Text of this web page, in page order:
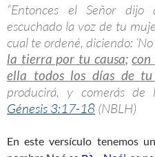
“Entonces el Señor
escuchado la voz de tu
cual te ordené, diciendo: ‘No
la tierra por tu causa;con
ella todos los días de
producirá, y comerás de
Génesis 3:17-18 (NBLH)
En este versículo tenemos